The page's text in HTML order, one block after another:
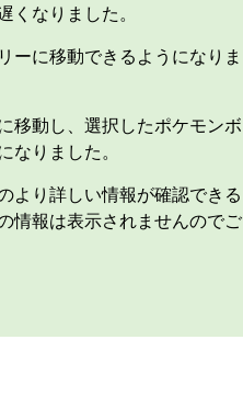
なりました。
ーに移動できるようになりま
移動し、選択したポケモンボ
りました。
より詳しい情報が確認できる
情報は表示されませんのでご